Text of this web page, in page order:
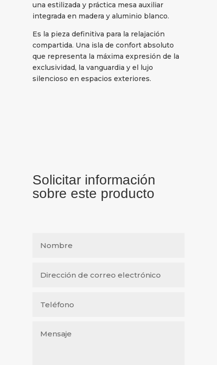
una estilizada y práctica mesa auxiliar
integrada en madera y aluminio blanco.
Es la pieza definitiva para la relajación
compartida. Una isla de confort absoluto
que representa la máxima expresión de la
exclusividad, la vanguardia y el lujo
silencioso en espacios exteriores.
Solicitar información
sobre este producto